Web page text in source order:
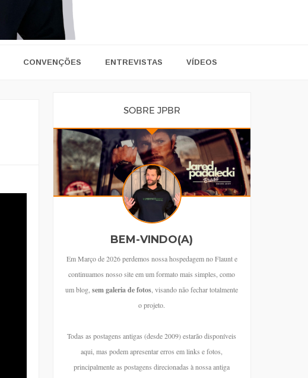
CONVENÇÕES ENTREVISTAS VÍDEOS
SOBRE JPBR
BEM-VINDO(A)
Em Março de 2026 perdemos nossa hospedagem no Flaunt e
continuamos nosso site em um formato mais simples, como
um blog,sem galeria de fotos, visando não fechar totalmente
o projeto.
Todas as postagens antigas (desde 2009) estarão disponíveis
aqui, mas podem apresentar erros em links e fotos,
principalmente as postagens direcionadas à nossa antiga